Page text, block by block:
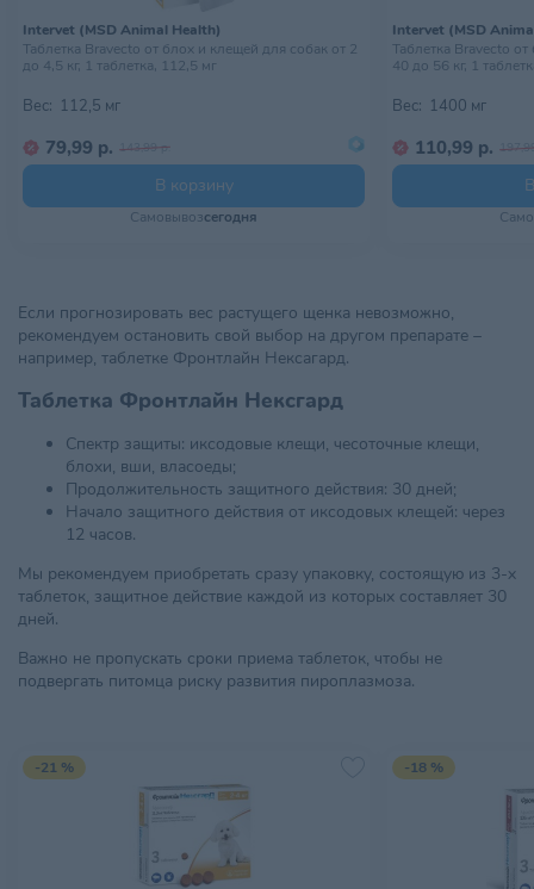
Intervet (MSD Animal Health)
Таблетка Bravecto от блох и клещей для собак от 2
до 4,5 кг, 1 таблетка, 112,5 мг
Вес: 112,5 мг
79,99 р. 143,99 р.
В корзину
Самовывозсегодня
Intervet (MSD
Таблетка Bravecto
40 до 56 кг, 1
Вес: 1400 мг
110,99 р.
Если прогнозировать вес растущего щенка невозможно,
рекомендуем остановить свой выбор на другом препарате –
например, таблетке Фронтлайн Нексагард.
Таблетка Фронтлайн Нексгард
Спектр защиты: иксодовые клещи, чесоточные клещи,
блохи, вши, власоеды;
Продолжительность защитного действия: 30 дней;
Начало защитного действия от иксодовых клещей: через
12 часов.
Мы рекомендуем приобретать сразу упаковку, состоящую из 3-х
таблеток, защитное действие каждой из которых составляет 30
дней.
Важно не пропускать сроки приема таблеток, чтобы не
подвергать питомца риску развития пироплазмоза.
-21 % -18 %